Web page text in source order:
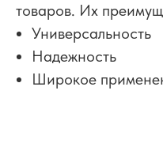
товаров. Их
Универсальность
Надежность
Широкое